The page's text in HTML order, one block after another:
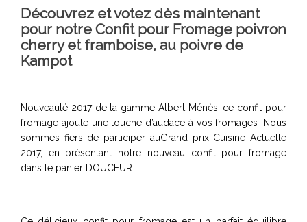
Découvrez et votez dès maintenant
pour notre Confit pour Fromage poivron
cherry et framboise, au poivre de
Kampot
Nouveauté 2017 de la gamme Albert Ménès, ce confit pour
fromage ajoute une touche d’audace à vos fromages !Nous
sommes fiers de participer auGrand prix Cuisine Actuelle
2017, en présentant notre nouveau confit pour fromage
dans le panier DOUCEUR.